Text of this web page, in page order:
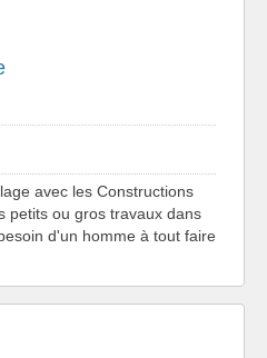
avec les Constructions
petits ou gros travaux dans
d'un homme à tout faire